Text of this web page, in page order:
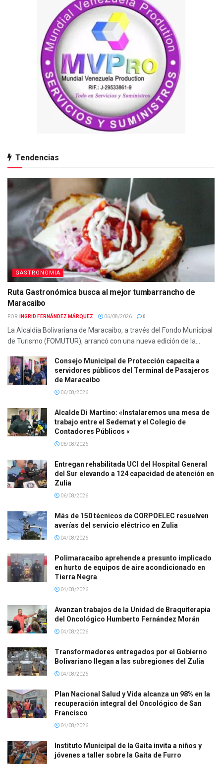
Tendencias
GASTRONOMIA
Ruta Gastronómica busca al mejor tumbarrancho de
Maracaibo
POR: INGRID FERNÁNDEZ MÁRQUEZ 06/08/2026 0
La Alcaldía Bolivariana de Maracaibo, a través del Fondo Municipal
de Turismo (FOMUTUR), arrancó con una nueva edición de la...
Consejo Municipal de Protección capacita a
servidores públicos del Terminal de Pasajeros
de Maracaibo
06/08/2026
Alcalde Di Martino: «Instalaremos una mesa de
trabajo entre el Sedemat y el Colegio de
Contadores Públicos «
06/08/2026
Entregan rehabilitada UCI del Hospital General
del Sur elevando a 124 capacidad de atención en
Zulia
06/08/2026
Más de 150 técnicos de CORPOELEC resuelven
averías del servicio eléctrico en Zulia
04/08/2026
Polimaracaibo aprehende a presunto implicado
en hurto de equipos de aire acondicionado en
Tierra Negra
04/08/2026
Avanzan trabajos de la Unidad de Braquiterapia
del Oncológico Humberto Fernández Morán
04/08/2026
Transformadores entregados por el Gobierno
Bolivariano llegan a las subregiones del Zulia
04/08/2026
Plan Nacional Salud y Vida alcanza un 98% en la
recuperación integral del Oncológico de San
Francisco
04/08/2026
Instituto Municipal de la Gaita invita a niños y
jóvenes a taller sobre la Gaita de Furro